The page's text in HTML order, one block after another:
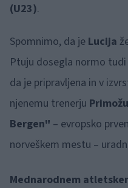
(U23).
Spomnimo, da je Lucija
Ptuju dosegla normo
da je pripravljena in v
njenemu trenerju Primožu
Bergen" – evropsko
norveškem mestu –
Mednarodnem